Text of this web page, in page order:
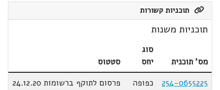
תוכניות קשורות
תוכניות משנות
מס' תוכנית
סוג
יחס
סטטוס
254-0655225
כפופה
פרסום לתוקף ברשומות 24.12.20